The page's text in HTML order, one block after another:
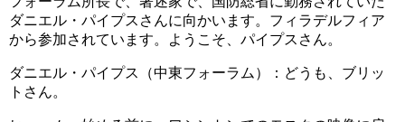
ダニエル・パイプスさんに向かいます。フィラデルフィア
から参加されています。ようこそ、パイプスさん。
ダニエル・パイプス（中東フォーラム）：どうも、ブリッ
トさん。